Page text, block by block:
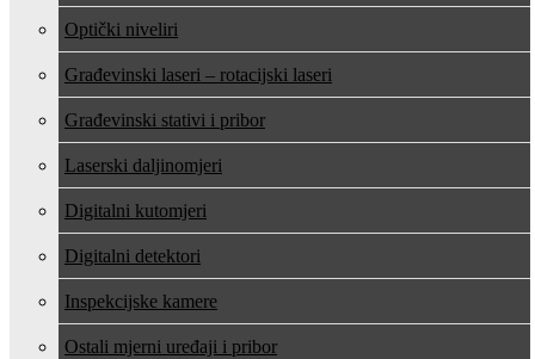
Optički niveliri
Građevinski laseri – rotacijski laseri
Građevinski stativi i pribor
Laserski daljinomjeri
Digitalni kutomjeri
Digitalni detektori
Inspekcijske kamere
Ostali mjerni uređaji i pribor